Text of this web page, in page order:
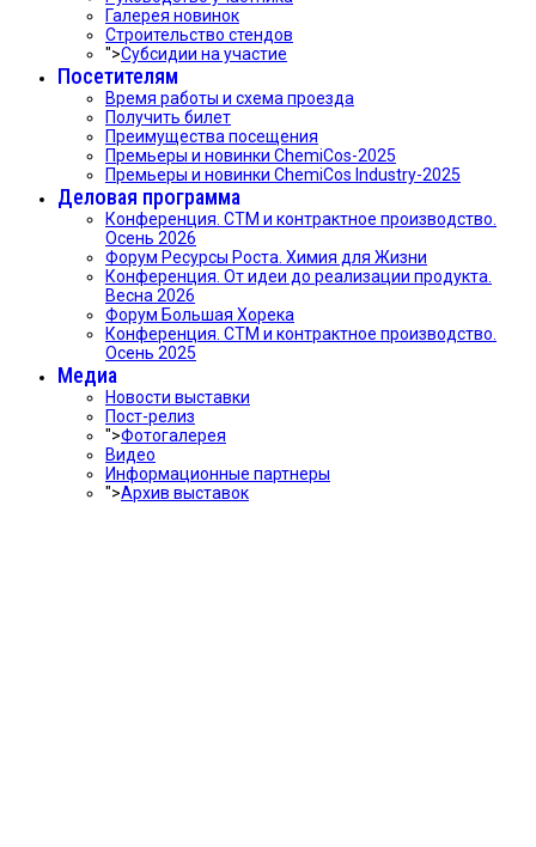
Галерея новинок
Строительство стендов
">Субсидии на участие
Посетителям
Время работы и схема проезда
Получить билет
Преимущества посещения
Премьеры и новинки ChemiCos-2025
Премьеры и новинки ChemiCos Industry-2025
Деловая программа
Конференция. СТМ и контрактное производство.
Осень 2026
Форум Ресурсы Роста. Химия для Жизни
Конференция. От идеи до реализации продукта.
Весна 2026
Форум Большая Хорека
Конференция. СТМ и контрактное производство.
Осень 2025
Медиа
Новости выставки
Пост-релиз
">Фотогалерея
Видео
Информационные партнеры
">Архив выставок